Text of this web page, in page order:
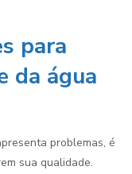
para
da água
problemas, é
sua qualidade.